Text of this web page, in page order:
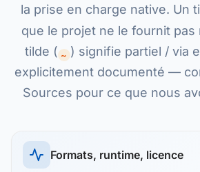
la prise en charge native. Un
que le projet ne le fournit pas
tilde ( ~ ) signifie partiel / via
explicitement documenté —
Sources pour ce que nous
Formats, runtime, licence